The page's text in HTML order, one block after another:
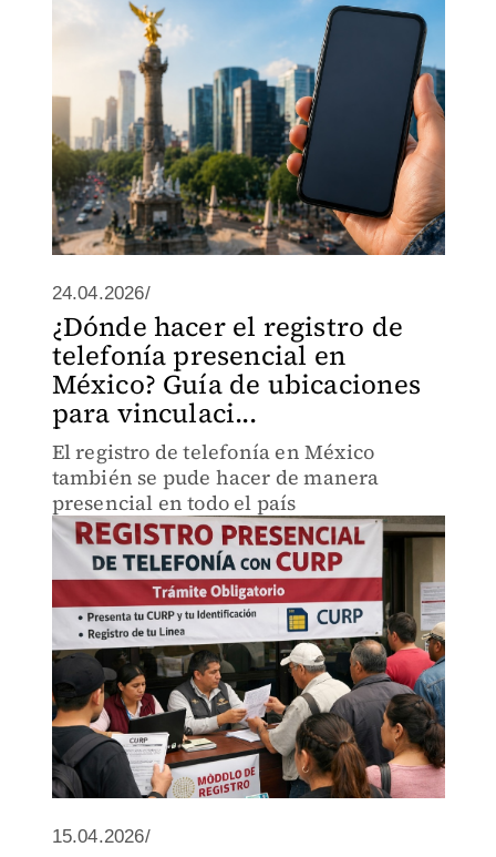
24.04.2026/
¿Dónde hacer el registro de
telefonía presencial en
México? Guía de ubicaciones
para vinculaci...
El registro de telefonía en México
también se pude hacer de manera
presencial en todo el país
15.04.2026/